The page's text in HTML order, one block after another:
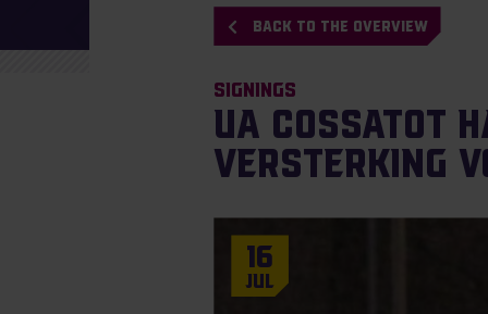
BACK TO THE OVERVIEW
Signings
UA Cossatot
versterking
16
Jul